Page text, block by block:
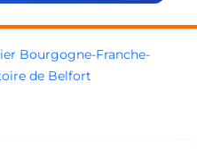
Bourgogne-Franche-
de Belfort